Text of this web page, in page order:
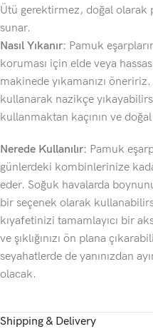
Ütü gerektirmez, doğal
sunar.
Nasıl Yıkanır: Pamuk
koruması için elde veya
makinede yıkamanızı
kullanarak nazikçe
kullanmaktan kaçının ve
Nerede Kullanılır: Pamuk
günlerdeki kombinlerinize
eder. Soğuk havalarda
bir seçenek olarak
kıyafetinizi tamamlayıcı bir
ve şıklığınızı ön plana
seyahatlerde de yanınızdan
olacak.
Shipping & Delivery